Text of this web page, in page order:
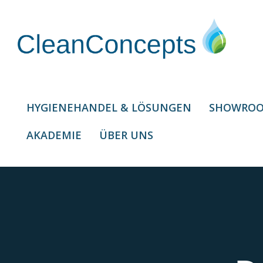
springen
HYGIENEHANDEL & LÖSUNGEN
AKADEMIE
ÜBER UNS